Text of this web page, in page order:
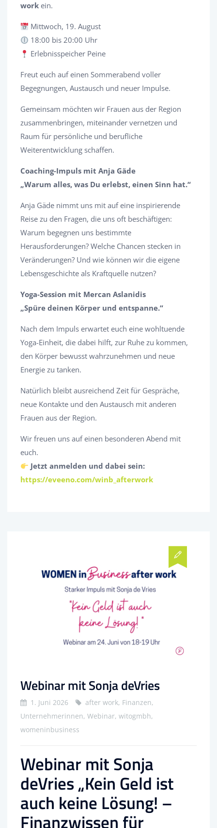
work ein.
Mittwoch, 19. August
18:00 bis 20:00 Uhr
Erlebnisspeicher Peine
Freut euch auf einen Sommerabend voller
Begegnungen, Austausch und neuer Impulse.
Gemeinsam möchten wir Frauen aus der Region
zusammenbringen, miteinander vernetzen und
Raum für persönliche und berufliche
Weiterentwicklung schaffen.
Coaching-Impuls mit Anja Gäde
„Warum alles, was Du erlebst, einen Sinn hat.“
Anja Gäde nimmt uns mit auf eine inspirierende
Reise zu den Fragen, die uns oft beschäftigen:
Warum begegnen uns bestimmte
Herausforderungen? Welche Chancen stecken in
Veränderungen? Und wie können wir die eigene
Lebensgeschichte als Kraftquelle nutzen?
Yoga-Session mit Mercan Aslanidis
„Spüre deinen Körper und entspanne.“
Nach dem Impuls erwartet euch eine wohltuende
Yoga-Einheit, die dabei hilft, zur Ruhe zu kommen,
den Körper bewusst wahrzunehmen und neue
Energie zu tanken.
Natürlich bleibt ausreichend Zeit für Gespräche,
neue Kontakte und den Austausch mit anderen
Frauen aus der Region.
Wir freuen uns auf einen besonderen Abend mit
euch.
Jetzt anmelden und dabei sein:
https://eveeno.com/winb_afterwork
Webinar mit Sonja deVries
1. Juni 2026
after work, Finanzen,
Unternehmerinnen, Webinar, witogmbh,
womeninbusiness
Webinar mit Sonja
deVries „Kein Geld ist
auch keine Lösung! –
Finanzwissen für